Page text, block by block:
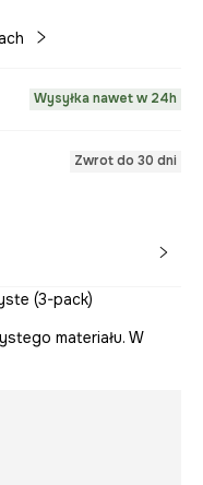
Wysyłka nawet w 24h
Zwrot do 30 dni
(3-pack)
materiału. W